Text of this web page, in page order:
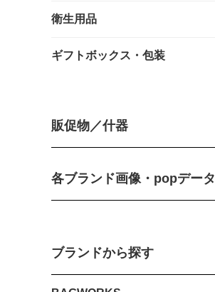
衛生用品
ギフトボックス・包装
販促物／什器
各ブランド画像・popデータ
ブランドから探す